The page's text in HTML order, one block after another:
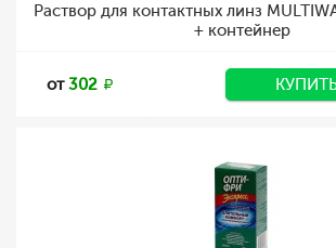
Раствор для контактных линз
+ контейнер
от302